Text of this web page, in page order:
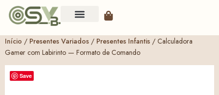
Início / Presentes Variados / Presentes Infantis / Calculadora
Gamer com Labirinto — Formato de Comando
Save